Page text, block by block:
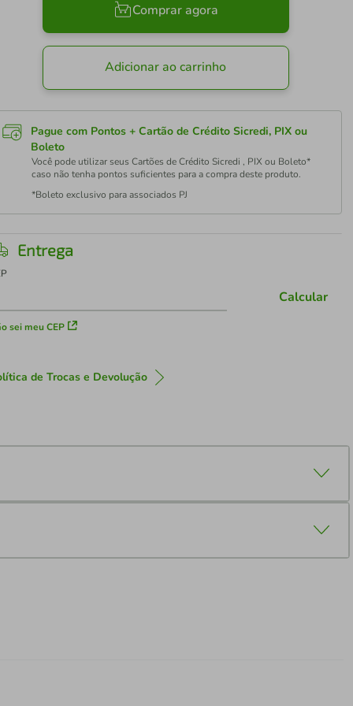
Comprar agora
Adicionar ao carrinho
Pague com Pontos + Cartão de Crédito Sicredi, PIX ou
Boleto
Você pode utilizar seus Cartões de Crédito Sicredi , PIX ou Boleto*
caso não tenha pontos suficientes para a compra deste produto.
*Boleto exclusivo para associados PJ
Entrega
sei meu CEP
Calcular
de Trocas e Devolução